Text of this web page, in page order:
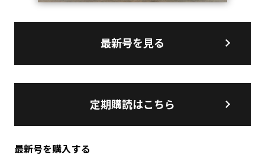
最新号を見る
定期購読はこちら
最新号を購入する